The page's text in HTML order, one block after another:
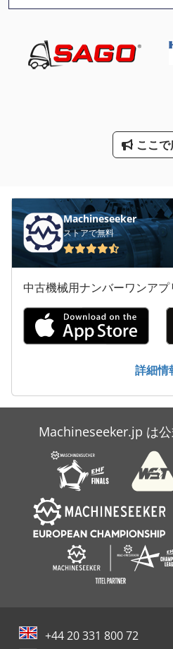
クランプ ロッド トラック
丸のこ
卓上 旋盤
大きな トラック
天井 クレーン
建設 用 クレーン
ここ
Machineseeker
ストアで無料
中古機械用ナンバーワンアプ
詳細情
Machineseeker.jp は
+44 20 331 800 72